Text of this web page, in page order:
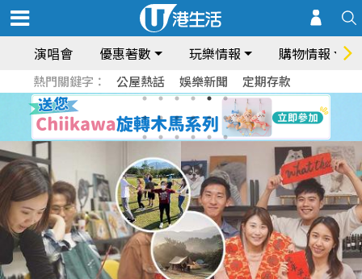
演唱會 優惠著數 玩樂情報 購物情報
熱門關鍵字： 公屋熱話 娛樂新聞 定期存款